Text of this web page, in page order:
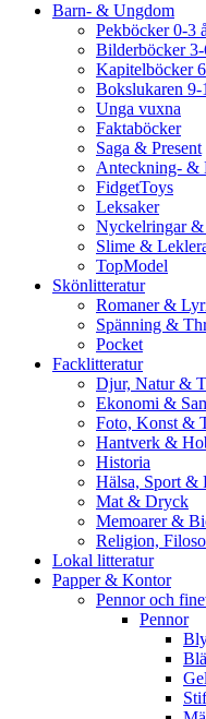
Barn- & Ungdom
Pekböcker 0-3
Bilderböcker 3-
Kapitelböcker
Bokslukaren 9-
Unga vuxna
Faktaböcker
Saga & Present
Anteckning- &
FidgetToys
Leksaker
Nyckelringar &
Slime &
TopModel
Skönlitteratur
Romaner &
Spänning &
Pocket
Facklitteratur
Djur, Natur &
Ekonomi &
Foto, Konst &
Hantverk &
Historia
Hälsa, Sport &
Mat & Dryck
Memoarer &
Religion,
Lokal litteratur
Papper & Kontor
Pennor och
Pennor